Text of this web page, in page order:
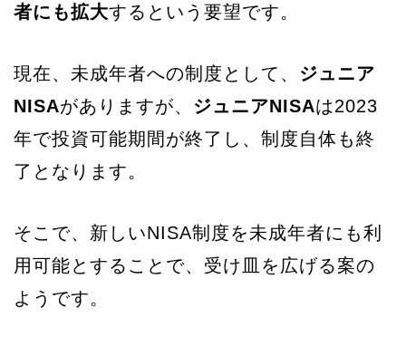
者にも拡大するという要望です。
現在、未成年者への制度として、 ジュニア
NISAがありますが、 ジュニアNISAは2023
年で投資可能期間が終了し、制度自体も終
了となります。
そこで、新しいNISA制度を未成年者にも利
用可能とすることで、受け皿を広げる案の
ようです。